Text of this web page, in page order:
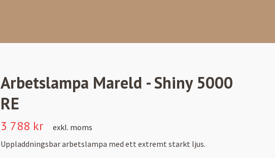
Arbetslampa Mareld - Shiny 5000
RE
3 788 kr
exkl. moms
Uppladdningsbar arbetslampa med ett extremt starkt ljus.